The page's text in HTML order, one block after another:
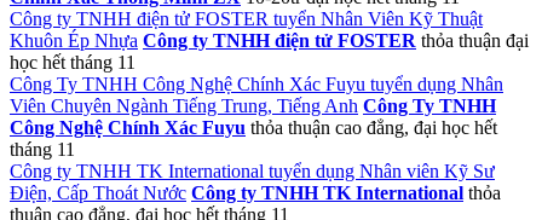
Công ty TNHH điện tử FOSTER tuyển Nhân Viên Kỹ Thuật
Khuôn Ép Nhựa Công ty TNHH điện tử FOSTER thỏa thuận đại
học hết tháng 11
Công Ty TNHH Công Nghệ Chính Xác Fuyu tuyển dụng Nhân
Viên Chuyên Ngành Tiếng Trung, Tiếng Anh Công Ty TNHH
Công Nghệ Chính Xác Fuyu thỏa thuận cao đẳng, đại học hết
tháng 11
Công ty TNHH TK International tuyển dụng Nhân viên Kỹ Sư
Điện, Cấp Thoát Nước Công ty TNHH TK International thỏa
thuận cao đẳng, đại học hết tháng 11